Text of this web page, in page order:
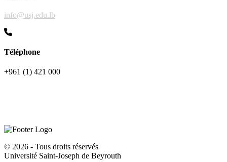
info@usj.edu.lb
Téléphone
+961 (1) 421 000
© 2026 - Tous droits réservés
Université Saint-Joseph de Beyrouth